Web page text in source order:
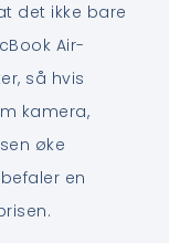
det ikke bare
Air-
så hvis
kamera,
øke
en